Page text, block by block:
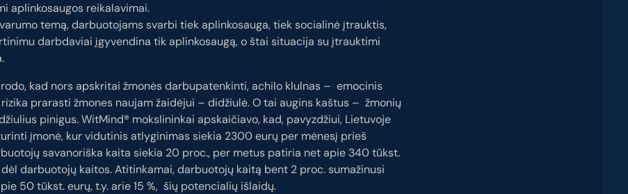
aplinkosaugos reikalavimai.
temą, darbuotojams svarbi tiek aplinkosauga, tiek socialinė įtrauktis,
darbdaviai įgyvendina tik aplinkosaugą, o štai situacija su įtrauktimi
kad nors apskritai žmonės darbupatenkinti, achilo klulnas – emocinis
prarasti žmones naujam žaidėjui – didžiulė. O tai augins kaštus – žmonių
pinigus. WitMind® mokslininkai apskaičiavo, kad, pavyzdžiui, Lietuvoje
įmonė, kur vidutinis atlyginimas siekia 2300 eurų per mėnesį prieš
savanoriška kaita siekia 20 proc., per metus patiria net apie 340 tūkst.
darbuotojų kaitos. Atitinkamai, darbuotojų kaitą bent 2 proc. sumažinusi
50 tūkst. eurų, t.y. arie 15 %, šių potencialių išlaidų.